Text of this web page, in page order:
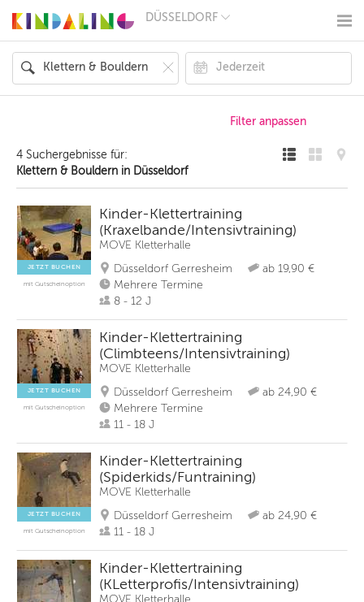
DÜSSELDORF
MÜNCHEN
HAMBURG
FRANKFURT
KÖLN
LEIPZIG
DRESDEN
NÜRNBERG
WIEN
ZÜRICH
REGIONEN
4 Suchergebnisse für:
Klettern & Bouldern in Düsseldorf
JETZT BUCHEN
mit Gutscheinoption
Kinder-Klettertraining
(Kraxelbande/Intensivtraining)
MOVE Kletterhalle
Düsseldorf Gerresheim
ab 19,90 €
Mehrere Termine
8 - 12 J
JETZT BUCHEN
mit Gutscheinoption
Kinder-Klettertraining
(Climbteens/Intensivtraining)
MOVE Kletterhalle
Düsseldorf Gerresheim
ab 24,90 €
Mehrere Termine
11 - 18 J
JETZT BUCHEN
mit Gutscheinoption
Kinder-Klettertraining
(Spiderkids/Funtraining)
MOVE Kletterhalle
Düsseldorf Gerresheim
ab 24,90 €
11 - 18 J
Kinder-Klettertraining
(KLetterprofis/Intensivtraining)
MOVE Kletterhalle